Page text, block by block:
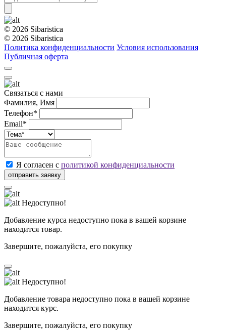
© 2026 Sibaristica
© 2026 Sibaristica
Политика конфиденциальности Условия использования
Публичная оферта
Связаться с нами
Фамилия, Имя
Телефон*
Email*
Я согласен с политикой конфиденциальности
Недоступно!
Добавление курса недоступно пока в вашей корзине
находится товар.
Завершите, пожалуйста, его покупку
Недоступно!
Добавление товара недоступно пока в вашей корзине
находится курс.
Завершите, пожалуйста, его покупку